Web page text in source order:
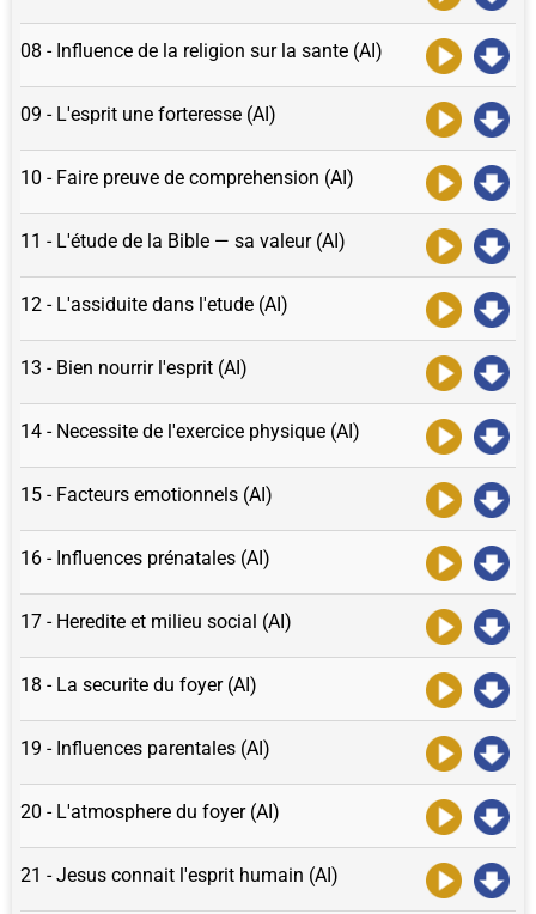
08 - Influence de la religion sur la sante (AI)
09 - L'esprit une forteresse (AI)
10 - Faire preuve de comprehension (AI)
11 - L'étude de la Bible — sa valeur (AI)
12 - L'assiduite dans l'etude (AI)
13 - Bien nourrir l'esprit (AI)
14 - Necessite de l'exercice physique (AI)
15 - Facteurs emotionnels (AI)
16 - Influences prénatales (AI)
17 - Heredite et milieu social (AI)
18 - La securite du foyer (AI)
19 - Influences parentales (AI)
20 - L'atmosphere du foyer (AI)
21 - Jesus connait l'esprit humain (AI)